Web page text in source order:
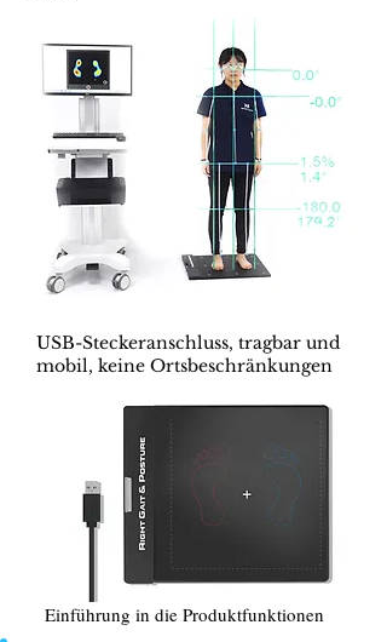
USB-Steckeranschluss, tragbar und
mobil, keine Ortsbeschränkungen
Einführung in die Produktfunktionen